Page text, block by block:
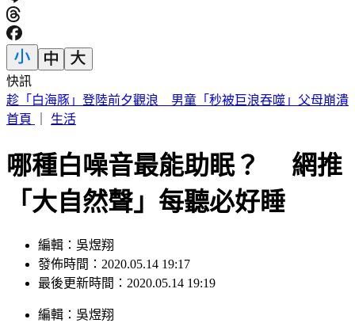
快訊
趁「白海豚」登陸前夕觀浪 男童「秒被巨浪吞噬」父母崩潰
首頁
生活
哪種白噪音最能助眠？ 網推
「大自然聲」每聽必好睡
編輯：吳煜翔
發佈時間：2020.05.14 19:17
最後更新時間：2020.05.14 19:19
編輯 ： 吳煜翔